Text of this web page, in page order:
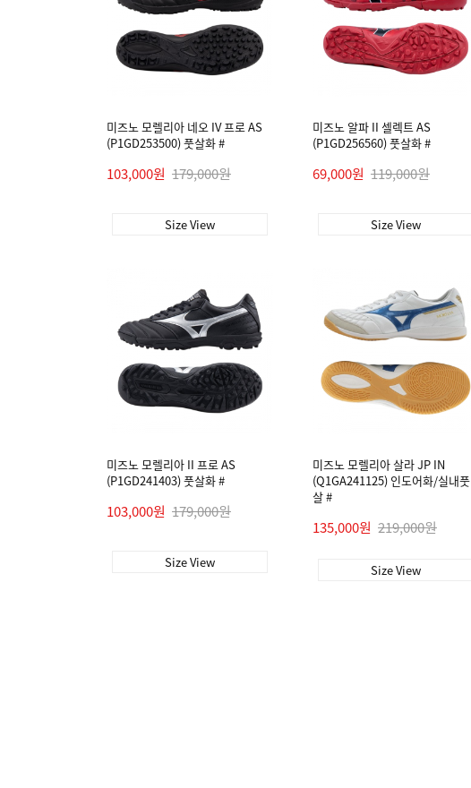
미즈노 모렐리아 네오 IV 프로 AS
(P1GD253500) 풋살화 #
103,000원 179,000원
Size View
미즈노 알파 II 셀렉트 AS
(P1GD256560) 풋살화 #
69,000원 119,000원
Size View
미즈노 모렐리아 II 프로 AS
(P1GD241403) 풋살화 #
103,000원 179,000원
Size View
미즈노 모렐리아 살라 JP IN
(Q1GA241125) 인도어화/실내풋
살 #
135,000원 219,000원
Size View